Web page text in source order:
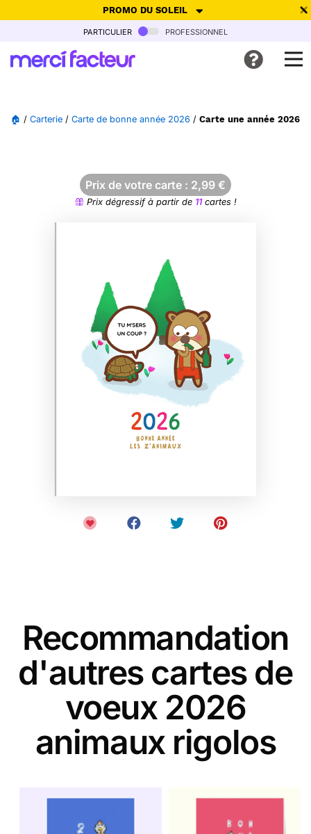
PROMO DU SOLEIL
-30% de réduction avec le code SUMMER26pour envoyer des
Ne plus afficher
particulier professionnel
🏠 / Carterie / Carte de bonne année 2026 / Carte une année 2026
Prix de votre carte : 2,99 €
Prix dégressif à partir de 11cartes !
Recommandation
d'autres cartes de
voeux 2026
animaux rigolos